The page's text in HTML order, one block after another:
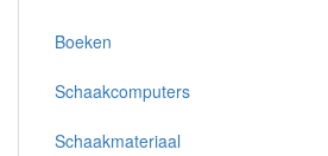
Boeken
Schaakcomputers
Schaakmateriaal